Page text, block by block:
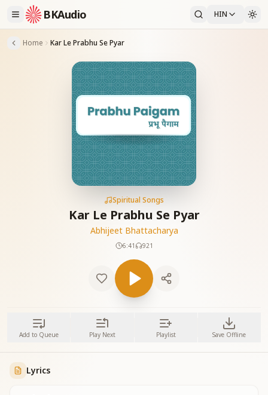
BKAudio HIN
Home Kar Le Prabhu Se Pyar
Spiritual Songs
Kar Le Prabhu Se Pyar
Abhijeet Bhattacharya
6:41 921
Add to Queue Play Next Playlist Save Offline
Lyrics